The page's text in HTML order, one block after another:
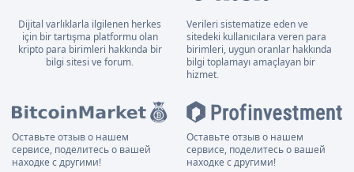
Dijital varlıklarla ilgilenen herkes
için bir tartışma platformu olan
kripto para birimleri hakkında bir
bilgi sitesi ve forum.
Verileri sistematize eden ve
sitedeki kullanıcılara veren para
birimleri, uygun oranlar hakkında
bilgi toplamayı amaçlayan bir
hizmet.
Оставьте отзыв о нашем
сервисе, поделитесь о вашей
находке с другими!
Оставьте отзыв о нашем
сервисе, поделитесь о вашей
находке с другими!